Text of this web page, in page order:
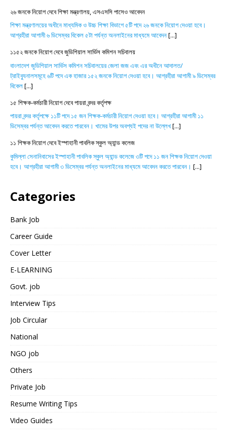
২৬ জনকে নিয়োগ দেবে শিক্ষা মন্ত্রণালয়, এসএসসি পাসেও আবেদন
শিক্ষা মন্ত্রণালয়ের অধীনে মাধ্যমিক ও উচ্চ শিক্ষা বিভাগে ৫টি পদে ২৬ জনকে নিয়োগ দেওয়া হবে।
আগ্রহীরা আগামী ৬ ডিসেম্বর বিকেল ৫টা পর্যন্ত অনলাইনের মাধ্যমে আবেদন[...]
১১৫২ জনকে নিয়োগ দেবে জুডিশিয়াল সার্ভিস কমিশন সচিবালয়
বাংলাদেশ জুডিশিয়াল সার্ভিস কমিশন সচিবালয়ের জেলা জজ এবং এর অধীনে আদালত/
ট্রাইব্যুনালসমূহে ৬টি পদে এক হাজার ১৫২ জনকে নিয়োগ দেওয়া হবে। আগ্রহীরা আগামী ৯ ডিসেম্বর
বিকেল[...]
১৫ শিক্ষক-কর্মচারী নিয়োগ দেবে পায়রা বন্দর কর্তৃপক্ষ
পায়রা বন্দর কর্তৃপক্ষে ১১টি পদে ১৫ জন শিক্ষক-কর্মচারী নিয়োগ দেওয়া হবে। আগ্রহীরা আগামী ১১
ডিসেম্বর পর্যন্ত আবেদন করতে পারবেন। খামের উপর অবশ্যই পদের না উল্লেখ[...]
১১ শিক্ষক নিয়োগ দেবে ইস্পাহানী পাবলিক স্কুল অ্যান্ড কলেজ
কুমিল্লা সেনানিবাসের ইস্পাহানী পাবলিক স্কুল অ্যান্ড কলেজে ৩টি পদে ১১ জন শিক্ষক নিয়োগ দেওয়া
হবে। আগ্রহীরা আগামী ৩ ডিসেম্বর পর্যন্ত অনলাইনের মাধ্যমে আবেদন করতে পারবেন। [...]
Categories
Bank Job
Career Guide
Cover Letter
E-LEARNING
Govt. job
Interview Tips
Job Circular
National
NGO job
Others
Private Job
Resume Writing Tips
Video Guides